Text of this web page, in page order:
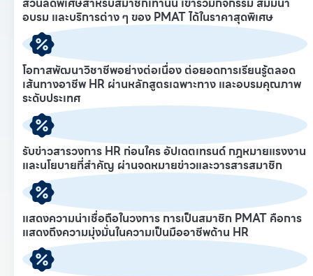
อบรม และบริการต่าง ๆ ของ PMAT ได้ในราคาสุดพิเศษ
โอกาสพัฒนาวิชาชีพอย่างต่อเนื่อง ต่อยอดการเรียนรู้ตลอด
เส้นทางอาชีพ HR ผ่านหลักสูตรเฉพาะทาง และอบรมคุณภาพ
ระดับประเทศ
รับข่าวสารวงการ HR ก่อนใคร อัปเดตเทรนด์ กฎหมายแรงงาน
และนโยบายที่สำคัญ ผ่านจดหมายข่าวและวารสารสมาชิก
แสดงความน่าเชื่อถือในวงการ การเป็นสมาชิก PMAT คือการ
แสดงถึงความมุ่งมั่นในความเป็นมืออาชีพด้าน HR